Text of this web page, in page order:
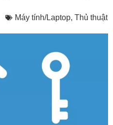
Máy tính/Laptop, Thủ thuật